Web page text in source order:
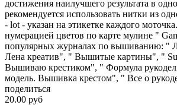
достижения наилучшего результата в
рекомендуется использовать нитки из
- lot - указан на этикетке каждого
нумерацией цветов по карте мулине "
популярных журналах по вышиванию: "
Лена креатив", " Вышитые картины", "
Вышиваю крестиком", " Формула
модель. Вышивка крестом", " Все о
поделиться
20.00 руб